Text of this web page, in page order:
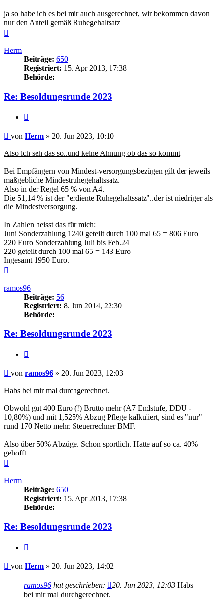
ja so habe ich es bei mir auch ausgerechnet, wir bekommen davon
nur den Anteil gemäß Ruhegehaltsatz
Herm
Beiträge: 650
Registriert: 15. Apr 2013, 17:38
Behörde:
Re: Besoldungsrunde 2023
Beitrag
von Herm » 20. Jun 2023, 10:10
Also ich seh das so..und keine Ahnung ob das so kommt
Bei Empfängern von Mindest-versorgungsbezügen gilt der jeweils
maßgebliche Mindestruhegehaltssatz.
Also in der Regel 65 % von A4.
Die 51,14 % ist der "erdiente Ruhegehaltssatz"..der ist niedriger als
die Mindestversorgung.
In Zahlen heisst das für mich:
Juni Sonderzahlung 1240 geteilt durch 100 mal 65 = 806 Euro
220 Euro Sonderzahlung Juli bis Feb.24
220 geteilt durch 100 mal 65 = 143 Euro
Ingesamt 1950 Euro.
ramos96
Beiträge: 56
Registriert: 8. Jun 2014, 22:30
Behörde:
Re: Besoldungsrunde 2023
Beitrag
von ramos96 » 20. Jun 2023, 12:03
Habs bei mir mal durchgerechnet.
Obwohl gut 400 Euro (!) Brutto mehr (A7 Endstufe, DDU -
10,80%) und mit 1,525% Abzug Pflege kalkuliert, sind es "nur"
rund 170 Netto mehr. Steuerrechner BMF.
Also über 50% Abzüge. Schon sportlich. Hatte auf so ca. 40%
gehofft.
Herm
Beiträge: 650
Registriert: 15. Apr 2013, 17:38
Behörde:
Re: Besoldungsrunde 2023
Beitrag
von Herm » 20. Jun 2023, 14:02
ramos96 hat geschrieben: 20. Jun 2023, 12:03 Habs
bei mir mal durchgerechnet.